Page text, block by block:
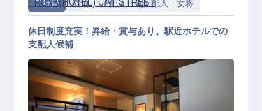
正社員 宿泊 支配人・副支配人・女将
休日制度充実！昇給・賞与あり。駅近ホテルでの
支配人候補